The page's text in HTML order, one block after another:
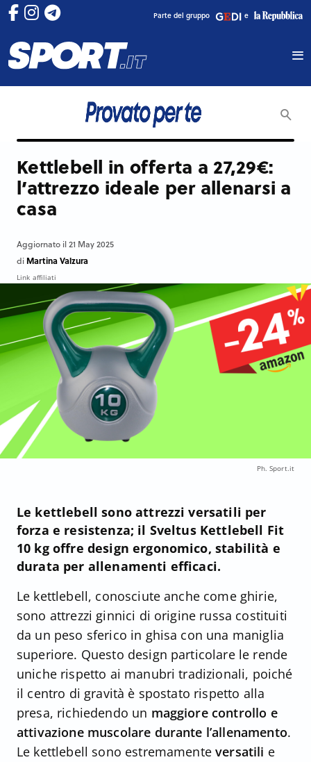
Parte del gruppo e
Kettlebell in offerta a 27,29€:
l’attrezzo ideale per allenarsi a
casa
Aggiornato il 21 May 2025
di Martina Valzura
Link affiliati
Ph. Sport.it
Le kettlebell sono attrezzi versatili per
forza e resistenza; il Sveltus Kettlebell Fit
10 kg offre design ergonomico, stabilità e
durata per allenamenti efficaci.
Le kettlebell, conosciute anche come ghirie,
sono attrezzi ginnici di origine russa costituiti
da un peso sferico in ghisa con una maniglia
superiore. Questo design particolare le rende
uniche rispetto ai manubri tradizionali, poiché
il centro di gravità è spostato rispetto alla
presa, richiedendo un maggiore controllo e
attivazione muscolare durante l’allenamento.
Le kettlebell sono estremamenteversatili e